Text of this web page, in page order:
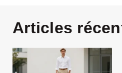
Articles